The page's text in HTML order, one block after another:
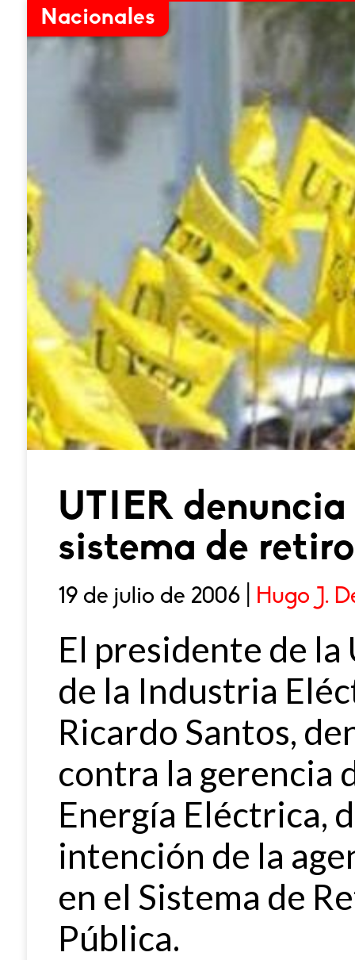
Nacionales
UTIER
sistema de retiro
19 de julio de 2006 | Hugo J.
El presidente de
de la Industria
Ricardo Santos,
contra la gerencia
Energía Eléctrica,
intención de la
en el Sistema de
Pública.